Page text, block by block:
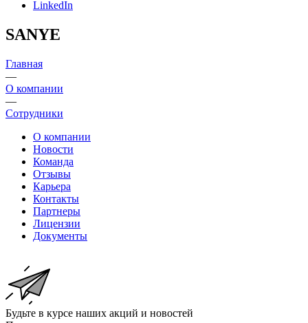
LinkedIn
SANYE
Главная
—
О компании
—
Сотрудники
О компании
Новости
Команда
Отзывы
Карьера
Контакты
Партнеры
Лицензии
Документы
Будьте в курсе наших акций и новостей